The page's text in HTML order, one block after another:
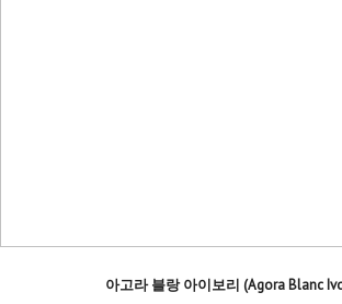
아고라 블랑 아이보리 (Agora Blanc